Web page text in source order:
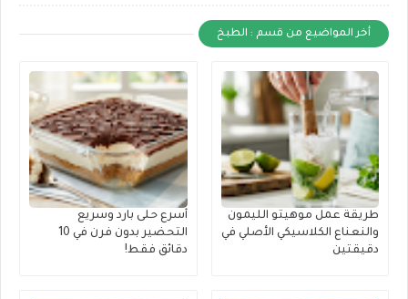
أخر المواضيع من قسم : الطبخ
طريقة عمل موهيتو الليمون
والنعناع الكلاسيكي الأصلي في
دقيقتين
أسرع حلى بارد وسريع
التحضير بدون فرن في 10
دقائق فقط!